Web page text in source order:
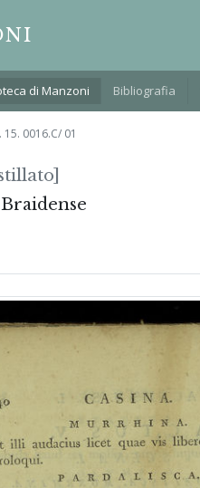
di Manzoni Bibliografia
15. 0016.C/ 01